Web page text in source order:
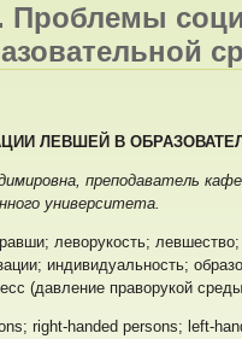
Проблемы
ЛЕВШЕЙ В
преподаватель
университета.
леворукость;
индивидуальность;
(давление праворукой
right-handed persons; left-